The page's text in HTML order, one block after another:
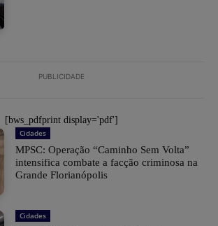
PUBLICIDADE
[bws_pdfprint display='pdf']
Cidades
MPSC: Operação “Caminho Sem Volta”
intensifica combate a facção criminosa na
Grande Florianópolis
Cidades